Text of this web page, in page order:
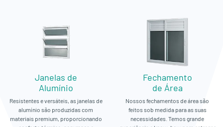
Janelas de
Alumínio
Resistentes e versáteis, as janelas de
alumínio são produzidas com
materiais premium, proporcionando
Fechamento
de Área
Nossos fechamentos de área são
feitos sob medida para as suas
necessidades. Temos grande